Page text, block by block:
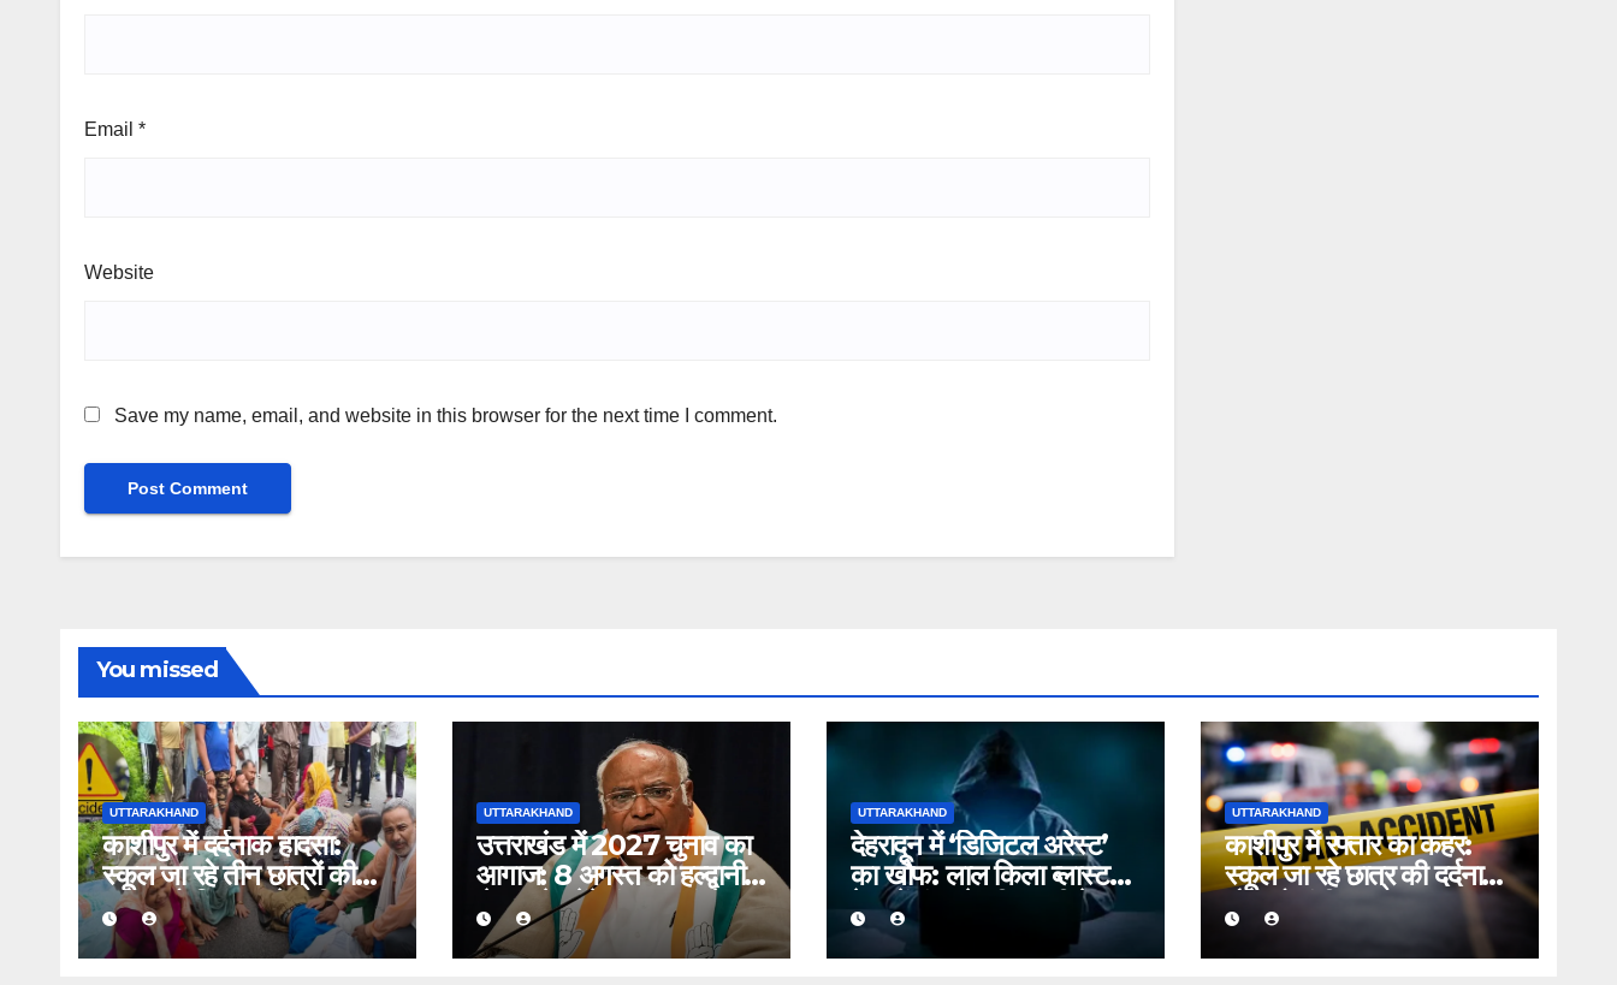
Email *
Website
Save my name, email, and website in this browser for the next time I comment.
You missed
UTTARAKHAND
काशीपुर में दर्दनाक हादसा:
स्कूल जा रहे तीन छात्रों की
बाइक को पिकअप ने मारी
टक्कर, एक की मौत, दो घायल
UTTARAKHAND
उत्तराखंड में 2027 चुनाव का
आगाज: 8 अगस्त को हल्द्वानी
से खड़गे भरेंगे हुंकार, कांग्रेस
का शक्ति प्रदर्शन
UTTARAKHAND
देहरादून में ‘डिजिटल अरेस्ट’
का खौफ: लाल किला ब्लास्ट
केस में फंसाने की धमकी देकर
बुजुर्ग से ठगे ₹13 लाख
UTTARAKHAND
काशीपुर में रफ्तार का कहर:
स्कूल जा रहे छात्र की दर्दनाक
मौत, दो गंभीर घायल; टक्कर
मारकर चालक फरार